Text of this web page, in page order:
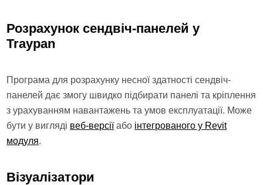
Розрахунок сендвіч-панелей у
Traypan
Програма для розрахунку несної здатності сендвіч-
панелей дає змогу швидко підбирати панелі та кріплення
з урахуванням навантажень та умов експлуатації. Може
бути у вигляді веб-версіїабо інтегрованого у Revit
модуля.
Візуалізатори